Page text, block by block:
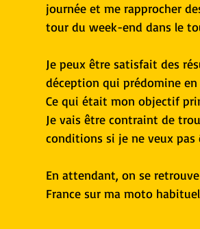
journée et me rapprocher
tour du week-end dans le
Je peux être satisfait des
déception qui prédomine
Ce qui était mon objectif
Je vais être contraint de
conditions si je ne veux pas
En attendant, on se
France sur ma moto